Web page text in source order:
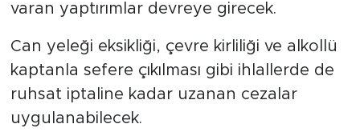
varan yaptırımlar devreye girecek.
Can yeleği eksikliği, çevre kirliliği ve alkollü
kaptanla sefere çıkılması gibi ihlallerde de
ruhsat iptaline kadar uzanan cezalar
uygulanabilecek.